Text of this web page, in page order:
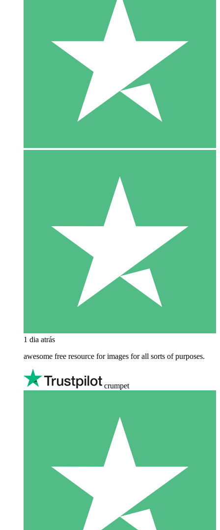
1 dia atrás
awesome free resource for images for all sorts of purposes.
crumpet